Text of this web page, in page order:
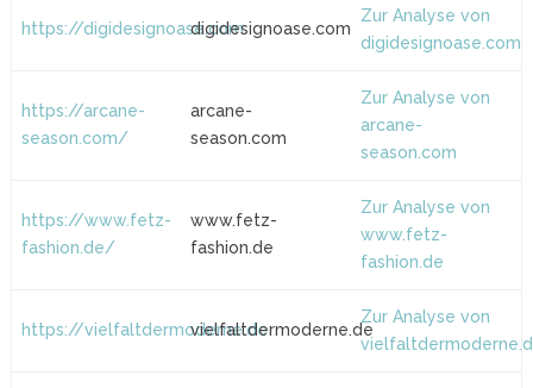
https://digidesignoase.comdigidesignoase.com
Zur Analyse von
digidesignoase.com
https://arcane-
season.com/
arcane-
season.com
Zur Analyse von
arcane-
season.com
https://www.fetz-
fashion.de/
www.fetz-
fashion.de
Zur Analyse von
www.fetz-
fashion.de
https://vielfaltdermoderne.devielfaltdermoderne.de
Zur Analyse von